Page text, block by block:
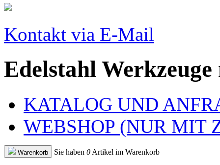
Kontakt via E-Mail
Edelstahl
KATALOG UND
WEBSHOP (NUR MIT
Warenkorb Sie haben 0 Artikel im Warenkorb